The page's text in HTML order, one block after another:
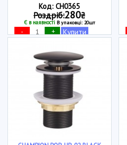
Код: CH0365
Роздріб:280₴
Є в наявностіВ упаковці: 20шт
- + Купити